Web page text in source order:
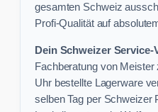
gesamten Schweiz
Profi-Qualität auf
Dein Schweizer Service-
Fachberatung von
Uhr bestellte Lagerware
selben Tag per Schweizer